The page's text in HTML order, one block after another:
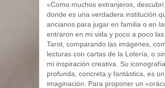
«Como muchos extranjeros,
donde es una verdadera institución
ancianos para jugar en familia o en
entraron en mi vida y poco a poco
Tarot, comparando las imágenes,
lecturas con cartas de la Lotería, o
mi inspiración creativa. Su
profunda, concreta y fantástica, es
imaginación. Para proponer un